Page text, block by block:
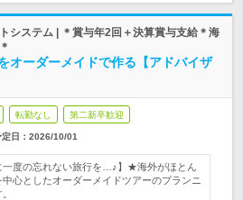
システム | ＊賞与年2回＋決算賞与支給＊海
オーダーメイドで作る【アドバイザ
転勤なし 第二新卒歓迎
日： 2026/10/01
一度の忘れない旅行を…♪】★海外がほとん
心としたオーダーメイドツアーのプランニ